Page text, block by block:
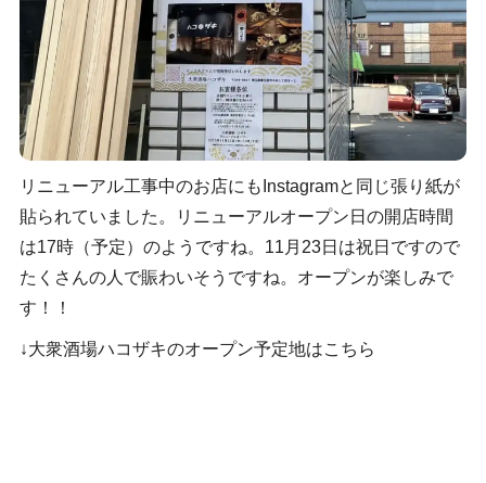
リニューアル工事中のお店にもInstagramと同じ張り紙が
貼られていました。リニューアルオープン日の開店時間
は17時（予定）のようですね。11月23日は祝日ですので
たくさんの人で賑わいそうですね。オープンが楽しみで
す！！
↓大衆酒場ハコザキのオープン予定地はこちら